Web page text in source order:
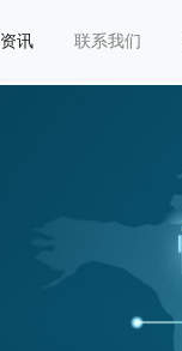
讯 联系我们